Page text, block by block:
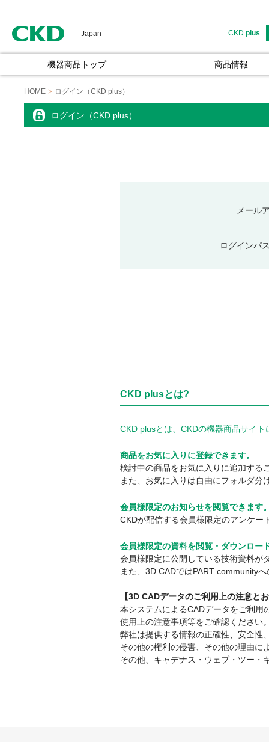
Japan CKD plus
機器商品トップ 商品情報
HOME ログイン（CKD plus）
ログイン（CKD plus）
メール
ログインパ
CKD plusとは?
CKD plusとは、CKDの機器商品サイ
商品をお気に入りに登録できます。
検討中の商品をお気に入りに追加する
また、お気に入りは自由にフォルダ
会員様限定のお知らせを閲覧できます
CKDが配信する会員様限定のアンケー
会員様限定の資料を閲覧・ダウンロー
会員様限定に公開している技術資料が
また、3D CADではPART community
【3D CADデータのご利用上の注意と
本システムによるCADデータをご利用
使用上の注意事項等をご確認ください
弊社は提供する情報の正確性、安全性
その他の権利の侵害、その他の理由に
その他、キャデナス・ウェブ・ツー・